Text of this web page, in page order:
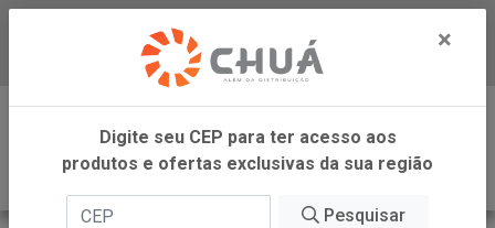
Baixe já nosso APP
0
×
Digite seu CEP para ter acesso aos
produtos e ofertas exclusivas da sua região
Pesquisar